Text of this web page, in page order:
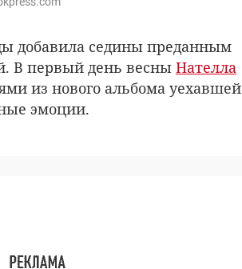
добавила седины преданным
В первый день весны Нателла
из нового альбома уехавшей
эмоции.